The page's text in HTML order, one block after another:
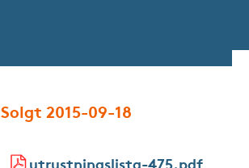
Solgt 2015-09-18
utrustningslista-475.pdf